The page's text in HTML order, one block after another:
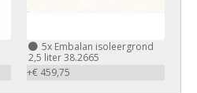
5xEmbalan isoleergrond
2,5 liter 38.2665
+€ 459,75